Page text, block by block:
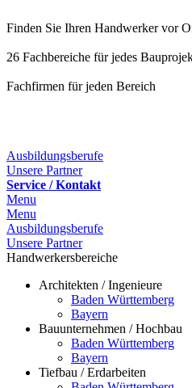
Finden Sie Ihren Handwerker vor
26 Fachbereiche für jedes
Fachfirmen für jeden Bereich
Ausbildungsberufe
Unsere Partner
Service / Kontakt
Menu
Menu
Ausbildungsberufe
Unsere Partner
Handwerkersbereiche
Architekten / Ingenieure
Baden Württemberg
Bayern
Bauunternehmen / Hochbau
Baden Württemberg
Bayern
Tiefbau / Erdarbeiten